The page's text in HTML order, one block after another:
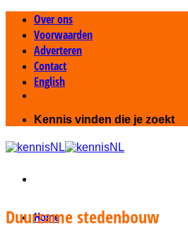
inhoud
Over ons
Voorwaarden
Adverteren
Contact
English
Kennis vinden die je zoekt
Home
Duurzame stedenbouw